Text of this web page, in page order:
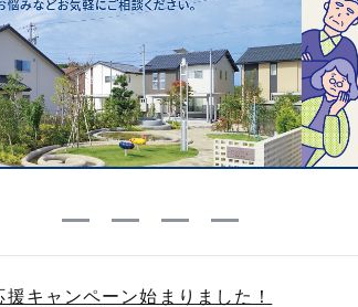
キャンペーン始まりました！